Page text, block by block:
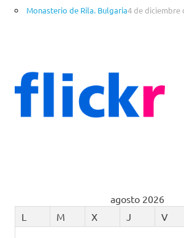
Monasterio de Rila. Bulgaria4 de diciembre
agosto 2026
L
M X J V